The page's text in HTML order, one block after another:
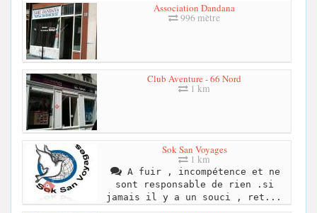
Association Dandana
996 mètre
Club Aventure - 66 Nord
1 km
Sok San Voyages
1 km
A fuir , incompétence et ne
sont responsable de rien .si
jamais il y a un souci , ret...